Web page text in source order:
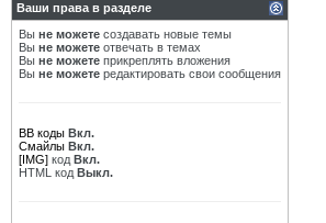
Ваши права в разделе
Вы не можете создавать новые темы
Вы не можете отвечать в темах
Вы не можете прикреплять вложения
Вы не можете редактировать свои сообщения
BB коды Вкл.
Смайлы Вкл.
[IMG] код Вкл.
HTML код Выкл.